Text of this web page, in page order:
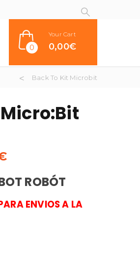
0
Your Cart
0,00€
Back To Kit Microbit
ROBÓT
ENVIOS A LA